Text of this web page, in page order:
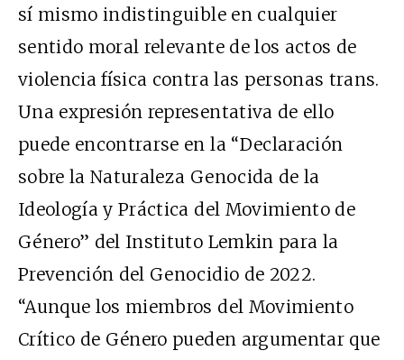
sí mismo indistinguible en cualquier
sentido moral relevante de los actos de
violencia física contra las personas trans.
Una expresión representativa de ello
puede encontrarse en la “Declaración
sobre la Naturaleza Genocida de la
Ideología y Práctica del Movimiento de
Género” del Instituto Lemkin para la
Prevención del Genocidio de 2022.
“Aunque los miembros del Movimiento
Crítico de Género pueden argumentar que